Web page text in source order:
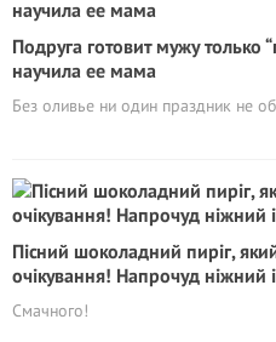
Подруга готовит мужу только
научила ее мама
Без оливье ни один праздник не
Пісний шоколадний пиріг,
очікування! Напрочуд ніжний
Смачного!